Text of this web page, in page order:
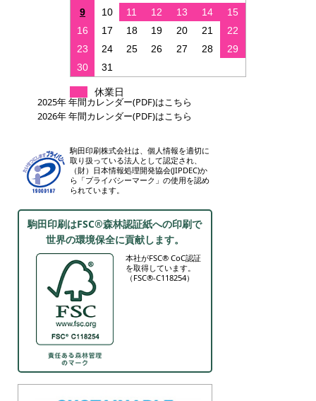
9
10 11 12 13 14
15
16
17 18 19 20 21
22
23
24 25 26 27 28
29
30
31
休業日
2025年 年間カレンダー(PDF)はこちら
2026年 年間カレンダー(PDF)はこちら
駒田印刷株式会社は、個人情報を適切に
取り扱っている法人として認定され、
（財）日本情報処理開発協会(JIPDEC)か
ら「プライバシーマーク」の使用を認め
られています。
駒田印刷はFSC®森林認証紙への印刷で
世界の環境保全に貢献します。
本社がFSC® CoC認証
を取得しています。
（FSC®-C118254）